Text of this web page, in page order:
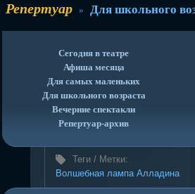
Репертуар » Для школьного
Сегодня в театре
Афиша месяца
Для самых маленьких
Для школьного возраста
Вечерние спектакли
Репертуар-архив
Теги / Метки:
Волшебная лампа Алладина